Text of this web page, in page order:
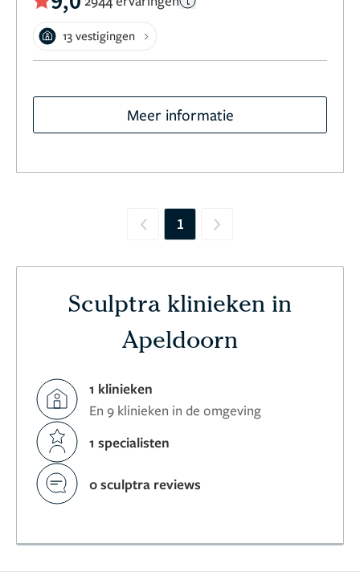
13 vestigingen
Meer informatie
Previous
1 Next
Sculptra klinieken in
Apeldoorn
1 klinieken
En 9 klinieken in de omgeving
1 specialisten
0 sculptra reviews